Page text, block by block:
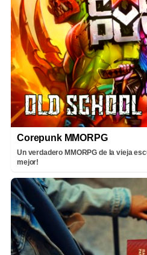
Corepunk MMORPG
Un verdadero MMORPG de la vieja
mejor!